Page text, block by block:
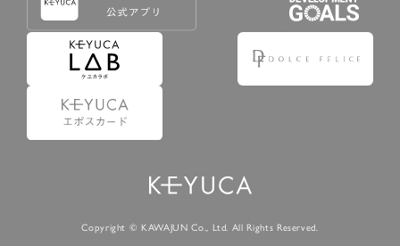
Copyright © KAWAJUN Co., Ltd. All Rights Reserved.